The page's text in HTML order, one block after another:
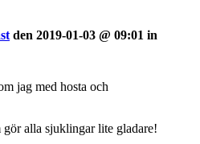
den 2019-01-03 @ 09:01 in
jag med hosta och
alla sjuklingar lite gladare!